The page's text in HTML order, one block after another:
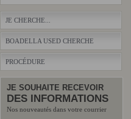
JE CHERCHE...
BOADELLA USED CHERCHE
PROCÉDURE
JE SOUHAITE RECEVOIR
DES INFORMATIONS
Nos nouveautés dans votre courrier